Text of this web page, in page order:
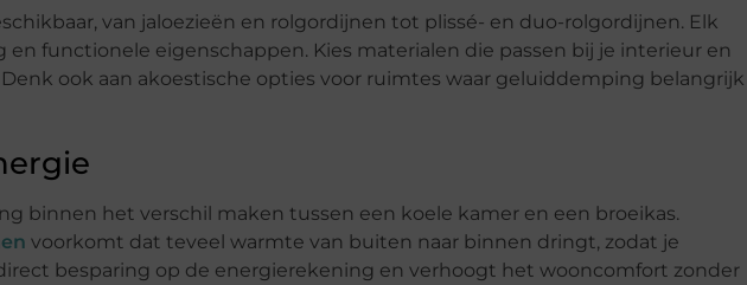
van jaloezieën en rolgordijnen tot plissé- en duo-rolgordijnen. Elk
functionele eigenschappen. Kies materialen die passen bij je interieur en
ook aan akoestische opties voor ruimtes waar geluiddemping belangrijk
binnen het verschil maken tussen een koele kamer en een broeikas.
voorkomt dat teveel warmte van buiten naar binnen dringt, zodat je
besparing op de energierekening en verhoogt het wooncomfort zonder